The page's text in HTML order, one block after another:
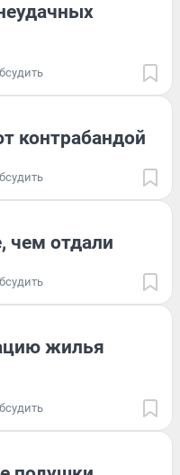
контрабандой
чем отдали
жилья